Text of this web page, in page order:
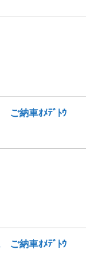
ご納車ｵﾒﾃﾞﾄｳ
ご納車ｵﾒﾃﾞﾄｳ